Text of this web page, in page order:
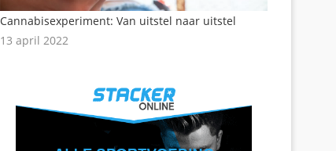
Cannabisexperiment: Van uitstel naar uitstel
13 april 2022